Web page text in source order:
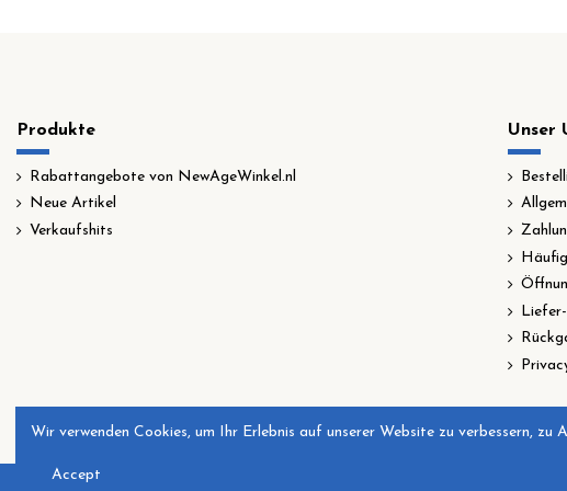
Produkte
Rabattangebote von NewAgeWinkel.nl
Neue Artikel
Verkaufshits
Unser
Wir verwenden Cookies, um Ihr Erlebnis auf unserer Website zu verbessern,
Accept